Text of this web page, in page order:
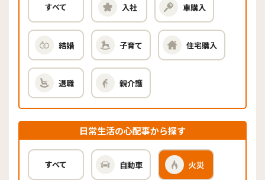
すべて 入社 車購入
結婚 子育て 住宅購入
退職 親介護
日常生活の心配事から探す
すべて 自動車 火災